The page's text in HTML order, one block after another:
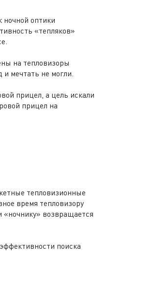
ночной оптики
«тепляков»
на тепловизоры
и мечтать не могли.
прицел, а цель искали
прицел на
тепловизионные
время тепловизору
«ночнику» возвращается
поиска